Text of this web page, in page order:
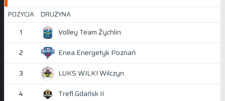
POZYCJA
DRUŻYNA
1
Volley Team Żychlin
2 Enea Energetyk Poznań
3 LUKS WILKI Wilczyn
4 Trefl Gdańsk II